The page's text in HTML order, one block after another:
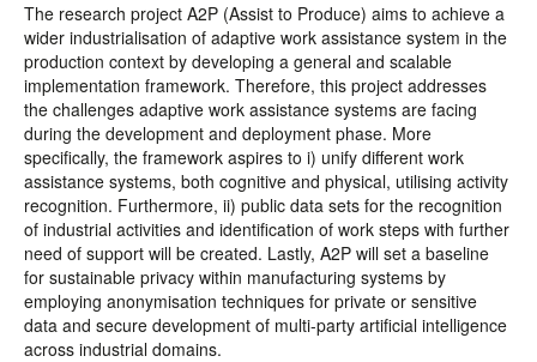
The research project A2P (Assist to Produce) aims to achieve a
wider industrialisation of adaptive work assistance system in the
production context by developing a general and scalable
implementation framework. Therefore, this project addresses
the challenges adaptive work assistance systems are facing
during the development and deployment phase. More
specifically, the framework aspires to i) unify different work
assistance systems, both cognitive and physical, utilising activity
recognition. Furthermore, ii) public data sets for the recognition
of industrial activities and identification of work steps with further
need of support will be created. Lastly, A2P will set a baseline
for sustainable privacy within manufacturing systems by
employing anonymisation techniques for private or sensitive
data and secure development of multi-party artificial intelligence
across industrial domains.